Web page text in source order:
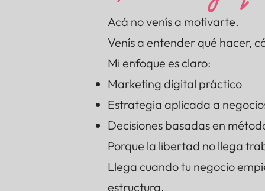
Acá no venís a motivarte.
Venís a entender qué hacer,
Mi enfoque es claro:
Marketing digital práctico
Estrategia aplicada a
Decisiones basadas en
Porque la libertad no llega
Llega cuando tu negocio
estructura.